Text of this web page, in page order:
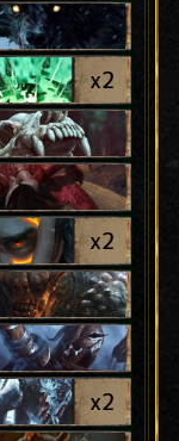
x2
x2
x2